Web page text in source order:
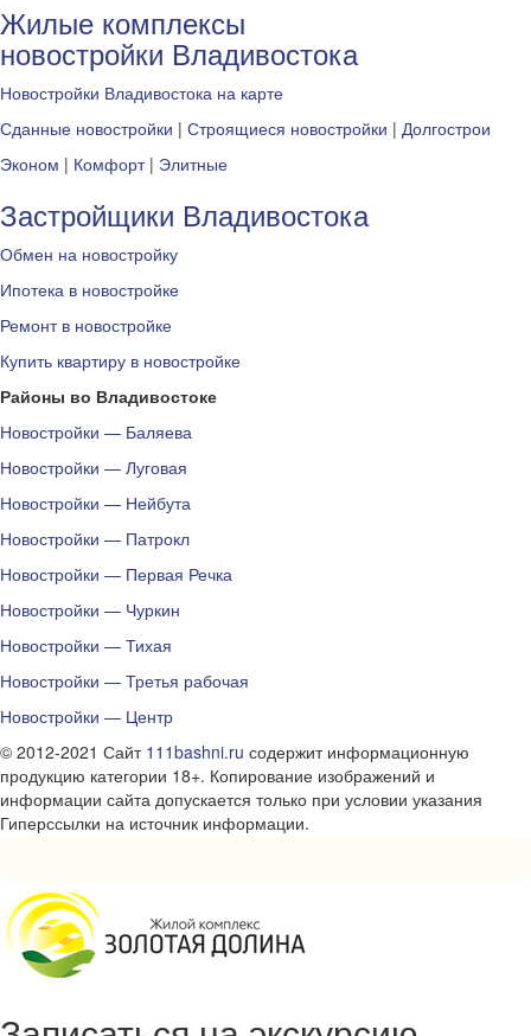
Жилые комплексы
новостройки Владивостока
Новостройки Владивостока на карте
Сданные новостройки | Строящиеся новостройки | Долгострои
Эконом | Комфорт| Элитные
Застройщики Владивостока
Обмен на новостройку
Ипотека в новостройке
Ремонт в новостройке
Купить квартиру в новостройке
Районы во Владивостоке
Новостройки — Баляева
Новостройки — Луговая
Новостройки — Нейбута
Новостройки — Патрокл
Новостройки — Первая Речка
Новостройки — Чуркин
Новостройки — Тихая
Новостройки — Третья рабочая
Новостройки — Центр
© 2012-2021 Сайт 111bashni.ru содержит информационную
продукцию категории 18+. Копирование изображений и
информации сайта допускается только при условии указания
Гиперссылки на источник информации.